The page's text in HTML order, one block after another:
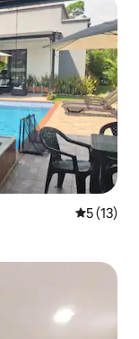
5 (13)